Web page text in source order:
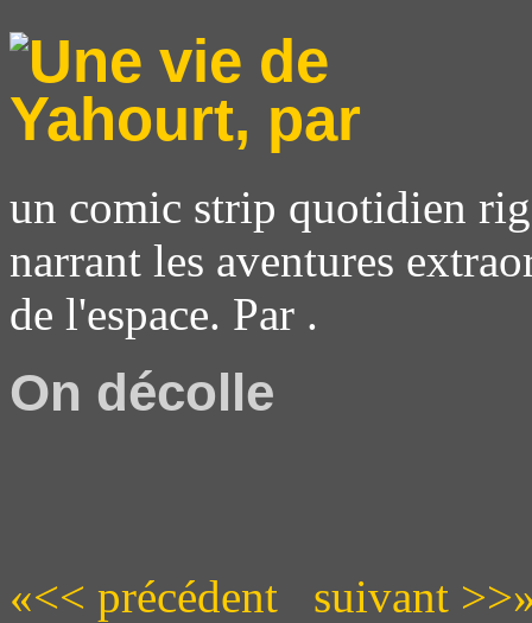
un comic strip quotidien
narrant les aventures
de l'espace. Par .
On décolle
«<< précédent suivant